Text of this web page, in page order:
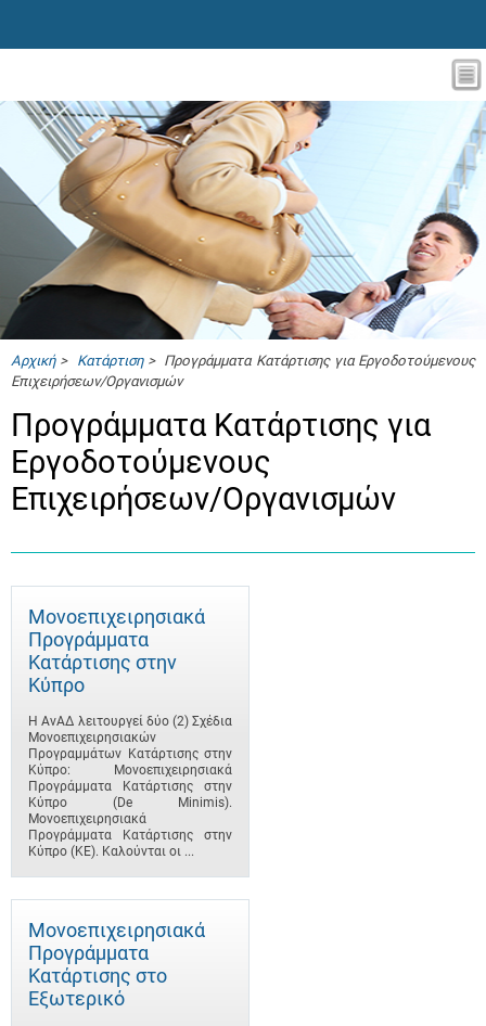
Αρχική> Κατάρτιση> Προγράμματα Κατάρτισης για Εργοδοτούμενους
Επιχειρήσεων/Οργανισμών
Προγράμματα Κατάρτισης για
Εργοδοτούμενους
Επιχειρήσεων/Οργανισμών
Μονοεπιχειρησιακά
Προγράμματα
Κατάρτισης στην
Κύπρο
Η ΑνΑΔ λειτουργεί δύο (2) Σχέδια
Μονοεπιχειρησιακών
Προγραμμάτων Κατάρτισης στην
Κύπρο: Μονοεπιχειρησιακά
Προγράμματα Κατάρτισης στην
Κύπρο (De Minimis).
Μονοεπιχειρησιακά
Προγράμματα Κατάρτισης στην
Κύπρο (ΚΕ). Καλούνται οι ...
Μονοεπιχειρησιακά
Προγράμματα
Κατάρτισης στο
Εξωτερικό